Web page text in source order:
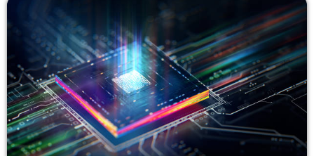
L’équipe
Contact
Contacts